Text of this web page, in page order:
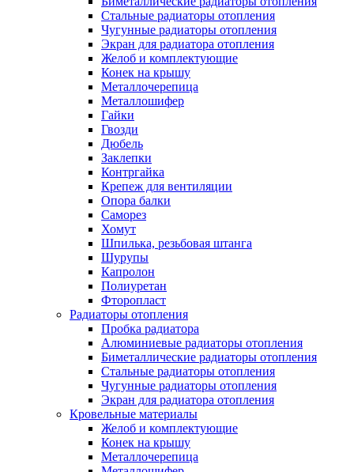
Стальные радиаторы отопления
Чугунные радиаторы отопления
Экран для радиатора отопления
Желоб и комплектующие
Конек на крышу
Металлочерепица
Металлошифер
Гайки
Гвозди
Дюбель
Заклепки
Контргайка
Крепеж для вентиляции
Опора балки
Саморез
Хомут
Шпилька, резьбовая штанга
Шурупы
Капролон
Полиуретан
Фторопласт
Радиаторы отопления
Пробка радиатора
Алюминиевые радиаторы отопления
Биметаллические радиаторы отопления
Стальные радиаторы отопления
Чугунные радиаторы отопления
Экран для радиатора отопления
Кровельные материалы
Желоб и комплектующие
Конек на крышу
Металлочерепица